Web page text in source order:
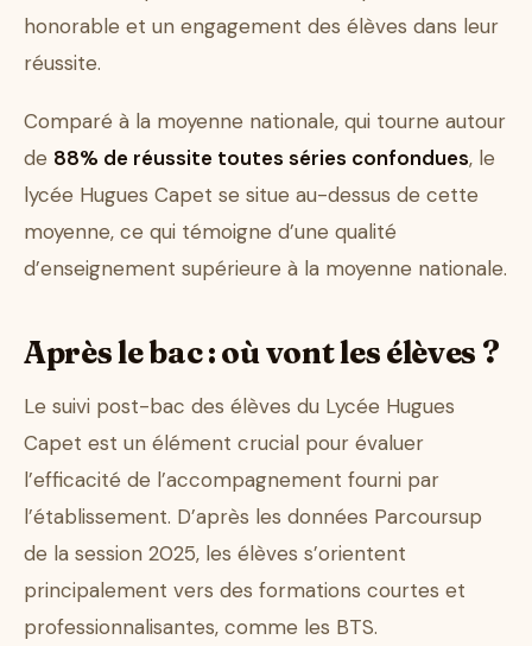
honorable et un engagement des élèves dans leur
réussite.
Comparé à la moyenne nationale, qui tourne autour
de 88% de réussite toutes séries confondues, le
lycée Hugues Capet se situe au-dessus de cette
moyenne, ce qui témoigne d’une qualité
d’enseignement supérieure à la moyenne nationale.
Après le bac : où vont les élèves ?
Le suivi post-bac des élèves du Lycée Hugues
Capet est un élément crucial pour évaluer
l’efficacité de l’accompagnement fourni par
l’établissement. D’après les données Parcoursup
de la session 2025, les élèves s’orientent
principalement vers des formations courtes et
professionnalisantes, comme les BTS.